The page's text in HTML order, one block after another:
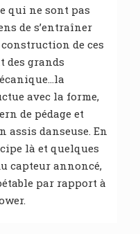
qui ne sont pas
de s’entraîner
de ces
des grands
avec la forme,
de pédage et
danseuse. En
là et quelques
capteur annoncé,
par rapport à